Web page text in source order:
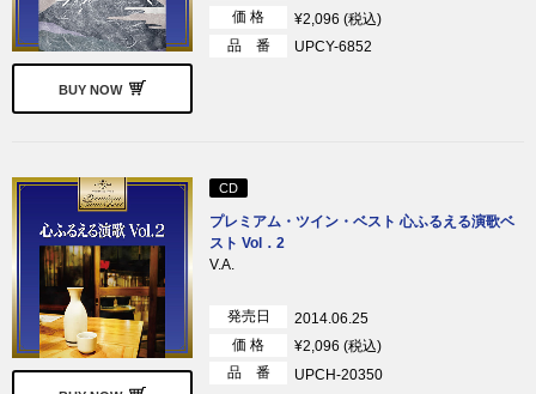
BUY NOW
価 格
¥2,096 (税込)
品 番
UPCY-6852
CD
プレミアム・ツイン・ベスト 心ふるえる演歌ベ
スト Vol．2
V.A.
発売日
2014.06.25
価 格
¥2,096 (税込)
品 番
UPCH-20350